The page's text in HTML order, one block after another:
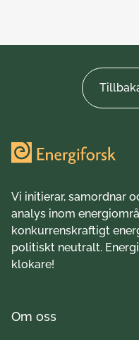
Vi initierar, samordnar
analys inom
konkurrenskraftigt
politiskt neutralt.
klokare!
Om oss